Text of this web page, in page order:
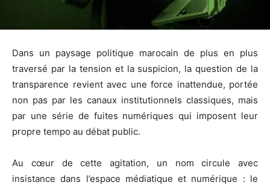
Dans un paysage politique marocain de plus en plus
traversé par la tension et la suspicion, la question de la
transparence revient avec une force inattendue, portée
non pas par les canaux institutionnels classiques, mais
par une série de fuites numériques qui imposent leur
propre tempo au débat public.
Au cœur de cette agitation, un nom circule avec
insistance dans l’espace médiatique et numérique : le